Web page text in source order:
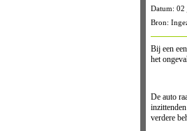
Datum:
Bron:
Bij een
het
De auto
verdere